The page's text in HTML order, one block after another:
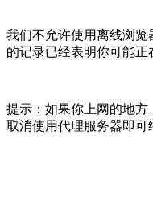
我们不允许使用离线浏
的记录已经表明你可能
提示：如果你上网的地
取消使用代理服务器即可